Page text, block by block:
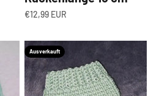
Angebot
€12,99 EUR
Ausverkauft